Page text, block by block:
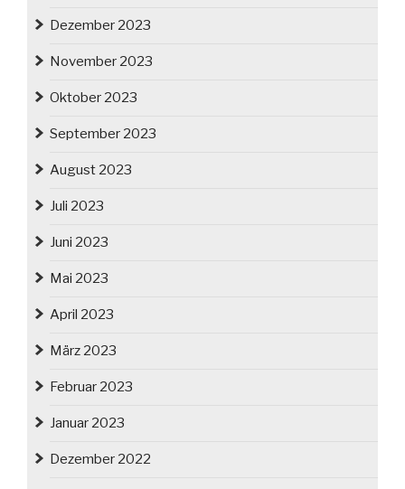
Dezember 2023
November 2023
Oktober 2023
September 2023
August 2023
Juli 2023
Juni 2023
Mai 2023
April 2023
März 2023
Februar 2023
Januar 2023
Dezember 2022